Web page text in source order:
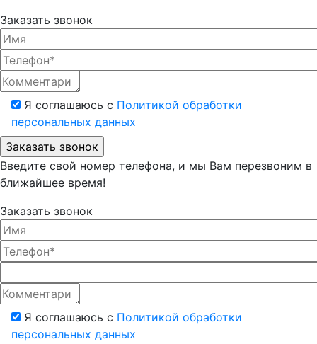
Заказать звонок
Я соглашаюсь с Политикой обработки
персональных данных
Введите свой номер телефона, и мы Вам перезвоним в
ближайшее время!
Заказать звонок
Я соглашаюсь с Политикой обработки
персональных данных